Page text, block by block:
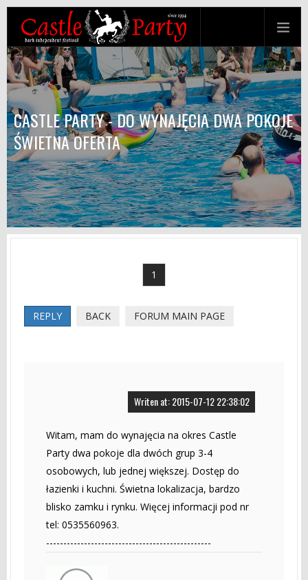
CASTLE PARTY - DO WYNAJĘCIA DWA POKOJE
ŚWIETNA OFERTA
1
REPLY BACK FORUM MAIN PAGE
Writen at: 2015-07-12 22:38:02
Witam, mam do wynajęcia na okres Castle
Party dwa pokoje dla dwóch grup 3-4
osobowych, lub jednej większej. Dostęp do
łazienki i kuchni. Świetna lokalizacja, bardzo
blisko zamku i rynku. Więcej informacji pod nr
tel: 0535560963.
------------------------------------------------